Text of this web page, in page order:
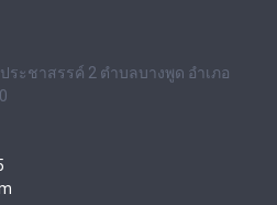
ะชาสรรค์ 2 ตำบลบางพูด อำเภอ